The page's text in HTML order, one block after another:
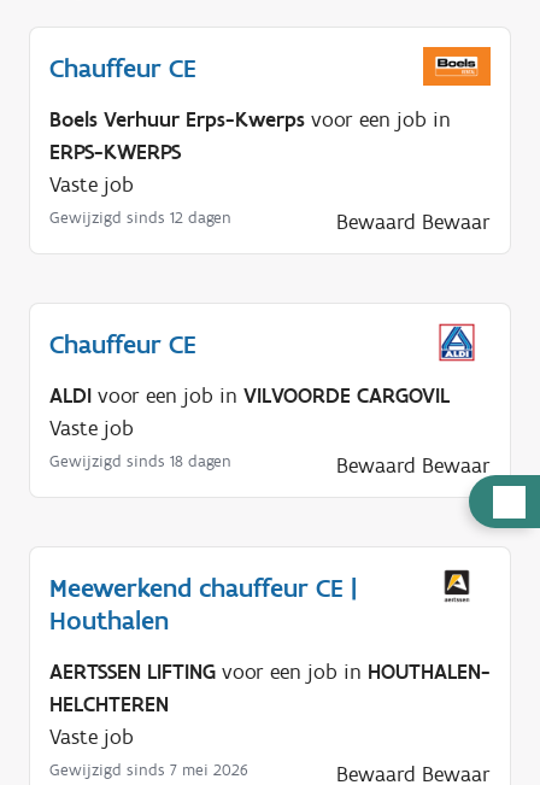
u
Chauffeur CE
Boels Verhuur Erps-Kwerps voor een job in
ERPS-KWERPS
Vaste job
Gewijzigd sinds 12 dagen Bewaard Bewaar
Chauffeur CE
ALDI voor een job in VILVOORDE CARGOVIL
Vaste job
Gewijzigd sinds 18 dagen Bewaard Bewaar
Meewerkend chauffeur CE |
Houthalen
AERTSSEN LIFTING voor een job in HOUTHALEN-
HELCHTEREN
Vaste job
Gewijzigd sinds 7 mei 2026 Bewaard Bewaar